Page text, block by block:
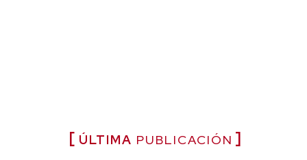
ÚLTIMA PUBLICACIÓN